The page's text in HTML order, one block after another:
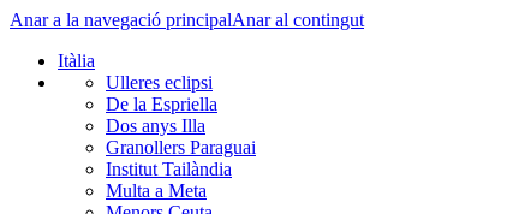
Anar a la navegació principalAnar al contingut
Itàlia
Ulleres eclipsi
De la Espriella
Dos anys Illa
Granollers Paraguai
Institut Tailàndia
Multa a Meta